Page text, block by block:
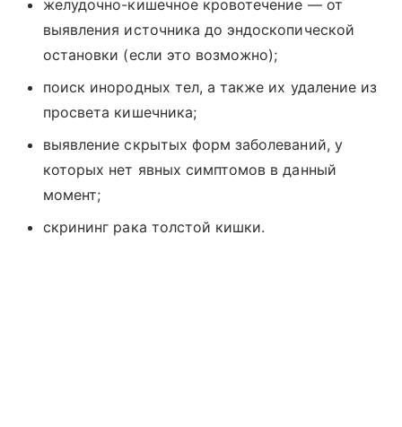
желудочно-кишечное кровотечение — от
выявления источника до эндоскопической
остановки (если это возможно);
поиск инородных тел, а также их удаление из
просвета кишечника;
выявление скрытых форм заболеваний, у
которых нет явных симптомов в данный
момент;
скрининг рака толстой кишки.